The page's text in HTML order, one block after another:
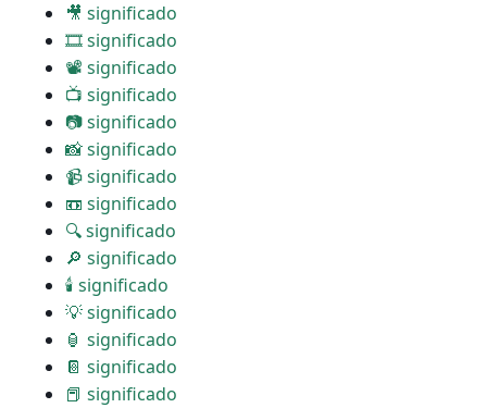
🎥 significado
🎞 significado
📽 significado
📺 significado
📷 significado
📸 significado
📹 significado
📼 significado
🔍 significado
🔎 significado
🕯 significado
💡 significado
🏮 significado
📔 significado
📕 significado